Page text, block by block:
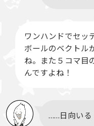
ワンハンドでセッ
ボールのベクトル
ね。また５コマ目
んですよね！
……日向いる